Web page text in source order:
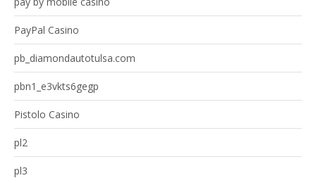
PayPal Casino
pb_diamondautotulsa.com
pbn1_e3vkts6gegp
Pistolo Casino
pl2
pl3